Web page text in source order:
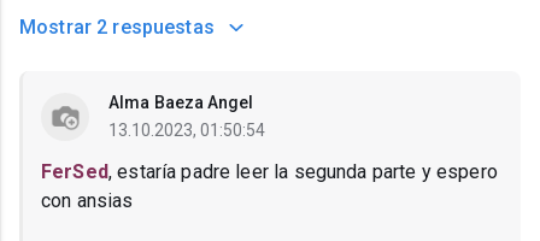
Mostrar 2 respuestas
Alma Baeza Angel
13.10.2023, 01:50:54
FerSed, estaría padre leer la segunda parte y espero
con ansias